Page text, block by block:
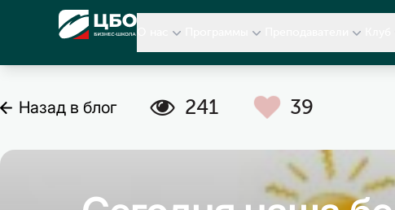
CBO
Назад в блог A 241 C 39